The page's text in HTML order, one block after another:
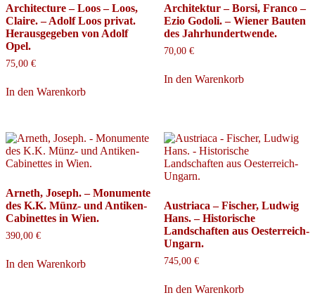
Architecture – Loos – Loos,
Claire. – Adolf Loos privat.
Herausgegeben von Adolf
Opel.
75,00 €
In den Warenkorb
Architektur – Borsi, Franco –
Ezio Godoli. – Wiener Bauten
des Jahrhundertwende.
70,00 €
In den Warenkorb
Arneth, Joseph. – Monumente
des K.K. Münz- und Antiken-
Cabinettes in Wien.
390,00 €
In den Warenkorb
Austriaca – Fischer, Ludwig
Hans. – Historische
Landschaften aus Oesterreich-
Ungarn.
745,00 €
In den Warenkorb